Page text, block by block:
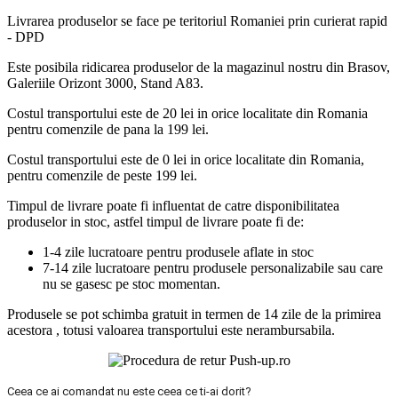
Livrarea produselor se face pe teritoriul Romaniei prin curierat rapid
- DPD
Este posibila ridicarea produselor de la magazinul nostru din Brasov,
Galeriile Orizont 3000, Stand A83.
Costul transportului este de 20 lei in orice localitate din Romania
pentru comenzile de pana la 199 lei.
Costul transportului este de 0 lei in orice localitate din Romania,
pentru comenzile de peste 199 lei.
Timpul de livrare poate fi influentat de catre disponibilitatea
produselor in stoc, astfel timpul de livrare poate fi de:
1-4 zile lucratoare pentru produsele aflate in stoc
7-14 zile lucratoare pentru produsele personalizabile sau care
nu se gasesc pe stoc momentan.
Produsele se pot schimba gratuit in termen de 14 zile de la primirea
acestora , totusi valoarea transportului este nerambursabila.
Ceea ce ai comandat nu este ceea ce ti-ai dorit?